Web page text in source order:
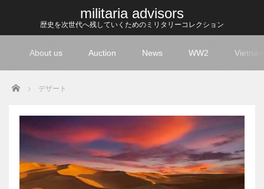
militaria advisors
歴史を次世代へ残していくためのミリタリーコレクション
About us Auction News WW2
Home デザート